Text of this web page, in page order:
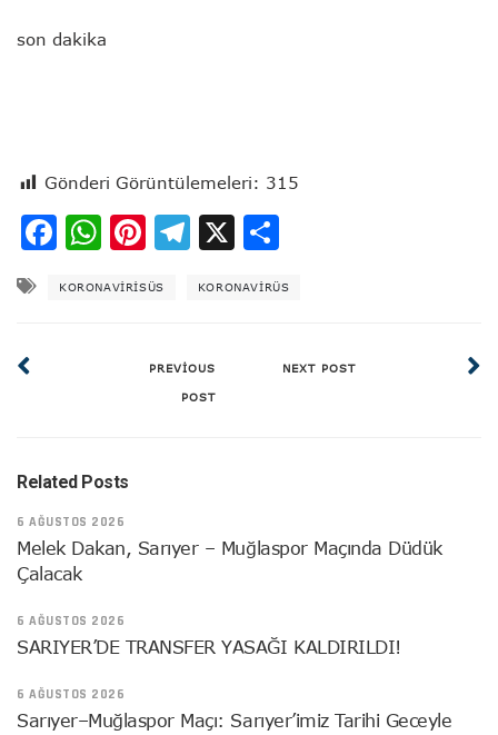
son dakika
Gönderi Görüntülemeleri: 315
Facebook
WhatsApp
Pinterest
Telegram
X
KORONAVİRİSÜS KORONAVIRÜS
PREVIOUS
POST
NEXT POST
Related Posts
6 AĞUSTOS 2026
Melek Dakan, Sarıyer – Muğlaspor Maçında Düdük
Çalacak
6 AĞUSTOS 2026
SARIYER’DE TRANSFER YASAĞI KALDIRILDI!
6 AĞUSTOS 2026
Sarıyer–Muğlaspor Maçı: Sarıyer’imiz Tarihi Geceyle